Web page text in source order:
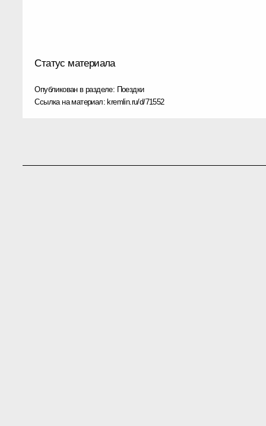
Статус материала
Опубликован в разделе: Поездки
Ссылка на материал: kremlin.ru/d/71552